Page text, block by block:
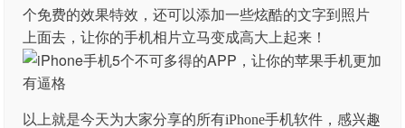
个免费的效果特效，还可以添加一些炫酷的文字到照片
上面去，让你的手机相片立马变成高大上起来！
以上就是今天为大家分享的所有iPhone手机软件，感兴趣